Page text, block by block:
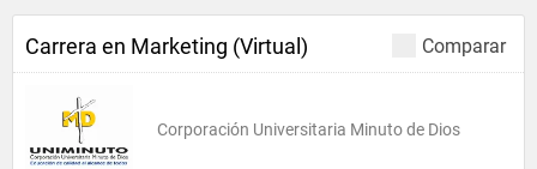
Comparar
Carrera en Marketing (Virtual)
Corporación Universitaria Minuto de Dios